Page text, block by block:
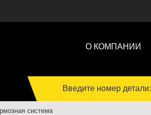
О КОМПАНИИ
Введите номер детали:
система